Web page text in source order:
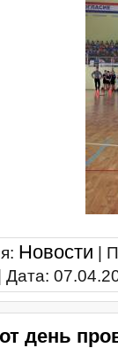
Новости |
| Дата:
день